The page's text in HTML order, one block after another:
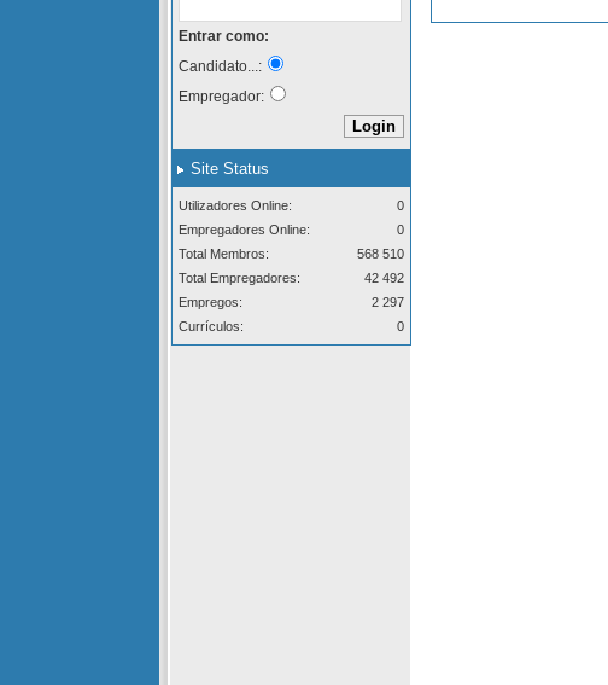
Entrar como:
Candidato...:
Empregador:
Site Status
Utilizadores Online:
0
Empregadores Online:
0
Total Membros:
568 510
Total Empregadores:
42 492
Empregos:
2 297
Currículos:
0